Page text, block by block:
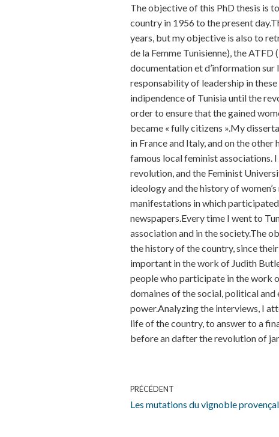
The objective of this PhD thesis is
country in 1956 to the present
years, but my objective is also to
de la Femme Tunisienne), the ATFD
documentation et d’information sur
responsability of leadership in
indipendence of Tunisia until the
order to ensure that the gained
became « fully citizens ».My
in France and Italy, and on the
famous local feminist associations.
revolution, and the Feminist
ideology and the history of
manifestations in which
newspapers.Every time I went to
association and in the society.The
the history of the country, since
important in the work of Judith
people who participate in the work
domaines of the social, political
power.Analyzing the interviews, I
life of the country, to answer to a
before an dafter the revolution of
PRÉCÉDENT
Les mutations du vignoble